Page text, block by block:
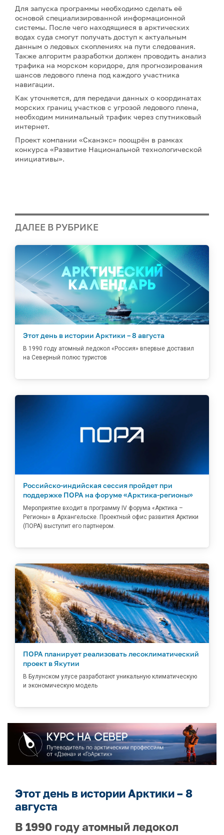
Для запуска программы необходимо сделать её
основой специализированной информационной
системы. После чего находящиеся в арктических
водах суда смогут получать доступ к актуальным
данным о ледовых скоплениях на пути следования.
Также алгоритм разработки должен проводить анализ
трафика на морском коридоре, для прогнозирования
шансов ледового плена под каждого участника
навигации.
Как уточняется, для передачи данных о координатах
морских границ участков с угрозой ледового плена,
необходим минимальный трафик через спутниковый
интернет.
Проект компании «Сканэкс» поощрён в рамках
конкурса «Развитие Национальной технологической
инициативы».
ДАЛЕЕ В РУБРИКЕ
Этот день в истории Арктики – 8 августа
В 1990 году атомный ледокол «Россия» впервые доставил
на Северный полюс туристов
Российско-индийская сессия пройдет при
поддержке ПОРА на форуме «Арктика-регионы»
Мероприятие входит в программу IV форума «Арктика –
Регионы» в Архангельске. Проектный офис развития Арктики
(ПОРА) выступит его партнером.
ПОРА планирует реализовать лесоклиматический
проект в Якутии
В Булунском улусе разработают уникальную климатическую
и экономическую модель
Этот день в истории Арктики – 8
августа
В 1990 году атомный ледокол